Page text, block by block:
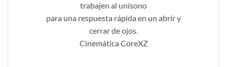
trabajen al unísono
para una respuesta rápida en un abrir y
cerrar de ojos.
Cinemática CoreXZ